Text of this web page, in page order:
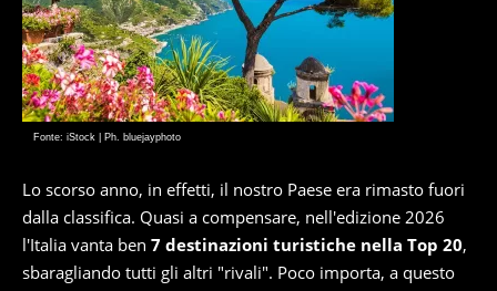
Fonte: iStock | Ph. bluejayphoto
Lo scorso anno, in effetti, il nostro Paese era rimasto fuori
dalla classifica. Quasi a compensare, nell'edizione 2026
l'Italia vanta ben 7 destinazioni turistiche nella Top 20,
sbaragliando tutti gli altri "rivali". Poco importa, a questo